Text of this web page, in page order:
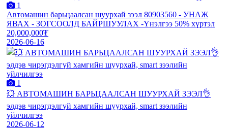
1
Автомашин барьцаалсан шуурхай зээл 80903560 - УНАЖ
ЯВАХ - ЗОГСООЛД БАЙРШУУЛАХ -Үнэлгээ 50% хүртэл
20,000,000₮
2026-06-16
1
💥 АВТОМАШИН БАРЬЦААЛСАН ШУУРХАЙ ЗЭЭЛ👌
элдэв чирэгдэлгүй хамгийн шуурхай, smart зээлийн
үйлчилгээ
2026-06-12